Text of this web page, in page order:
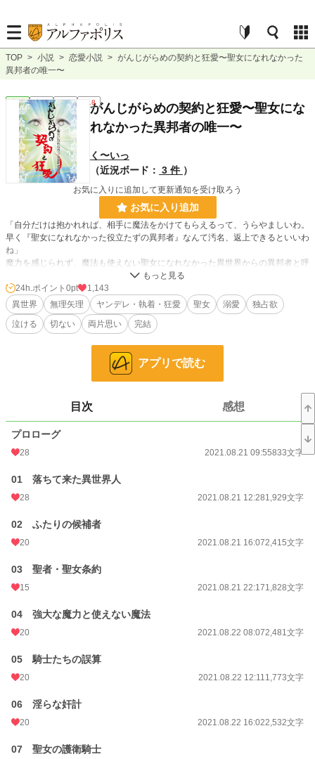
TOP > 小説 > 恋愛小説 > がんじがらめの契約と狂愛〜聖女になれなかった
異邦者の唯一〜
恋愛 完結 長編 R18がんじがらめの契約と狂愛〜聖女にな
れなかった異邦者の唯一〜
く〜いっ
（近況ボード： 3 件 ）
お気に入りに追加して更新通知を受け取ろう
お気に入り追加
「自分だけは抱かれれば、相手に魔法をかけてもらえるって、うらやましいわ。
早く『聖女になれなかった役立たずの異邦者』なんて汚名、返上できるといいわ
ね」
魔力を感じられず、魔法も使えない聖女になれなかった異世界からの異邦者と呼
ばれたリオ。たったひとりの護衛騎士に守られながら、実際に神罰をくだす唯一
神ファリアーナ様の信仰にあらがう。唯一の愛を見つけるまで……
※途中、主人公以外のネトラレ、妊娠表現があるので地雷のある方、注意です。
カップリングは固定。年の差、体格差あり。主人公は基本、巻き込まれ体質。体
の関係はありますが、気持ちがすれ違う両片思い。両思いになるのは遅め。両思
ープンスケベの困ったちゃん相手の、いちゃラブエッチになります。主人公はハ
ーピーエンドのメリバです。
小説
恋愛
お気に入り 101
文字数 165,621
週間ポイント
月間ポイント 294 pt (44,138 位)
年間ポイント
累計ポイント 74,322 pt (35,906 位)
24h.ポイント 0pt
1,143
異世界
無理矢理 ヤンデレ・執着・狂愛 聖女 溺愛
独占欲
泣ける
切ない 両片思い 完結
アプリで読む
目次 感想
プロローグ
28 2021.08.21 09:55833文字
01 落ちて来た異世界人
28 2021.08.21 12:281,929文字
02 ふたりの候補者
20 2021.08.21 16:072,415文字
03 聖者・聖女条約
15 2021.08.21 22:171,828文字
04 強大な魔力と使えない魔法
20 2021.08.22 08:072,481文字
05 騎士たちの誤算
20 2021.08.22 12:111,773文字
06 淫らな奸計
20 2021.08.22 16:022,532文字
07 聖女の護衛騎士